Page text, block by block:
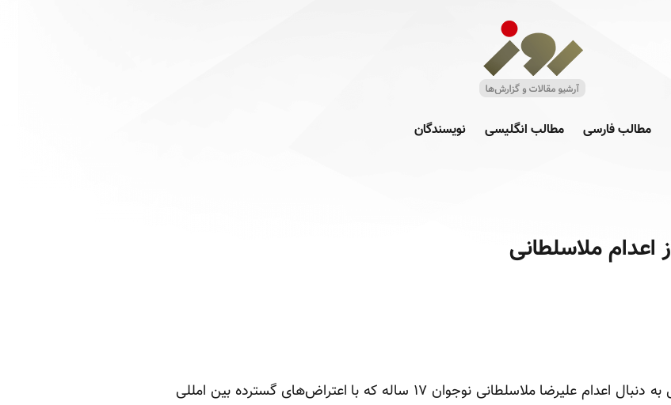
مطالب فارسی مطالب انگلیسی نویسندگان
خبرگزاری‌ها و رسانه‌های رسمی در داخل به دنبال اعدام علیرضا ملاسلطانی نوجوان ۱۷ ساله که با اعتراض‌های گسترده بین امللی